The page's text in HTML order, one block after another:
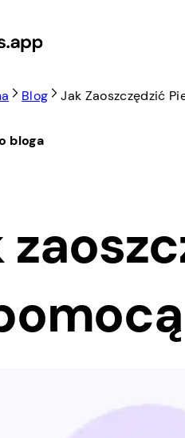
Blog Jak Zaoszczędzić
bloga